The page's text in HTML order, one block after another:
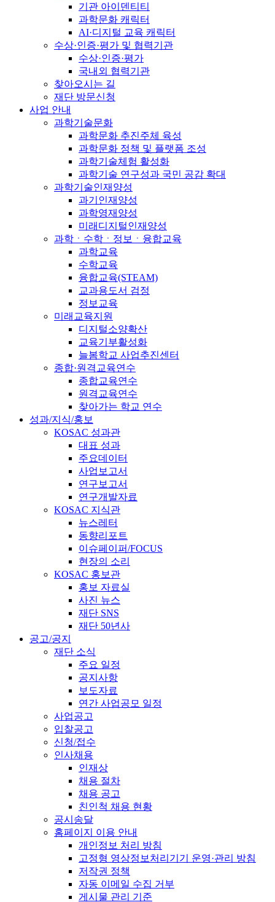
기관 아이덴티티
과학문화 캐릭터
AI·디지털 교육 캐릭터
수상·인증·평가 및 협력기관
수상·인증·평가
국내외 협력기관
찾아오시는 길
재단 방문신청
사업 안내
과학기술문화
과학문화 추진주체 육성
과학문화 정책 및 플랫폼 조성
과학기술체험 활성화
과학기술 연구성과 국민 공감 확대
과학기술인재양성
과기인재양성
과학영재양성
미래디지털인재양성
과학ㆍ수학ㆍ정보ㆍ융합교육
과학교육
수학교육
융합교육(STEAM)
교과용도서 검정
정보교육
미래교육지원
디지털소양확산
교육기부활성화
늘봄학교 사업추진센터
종합·원격교육연수
종합교육연수
원격교육연수
찾아가는 학교 연수
성과/지식/홍보
KOSAC 성과관
대표 성과
주요데이터
사업보고서
연구보고서
연구개발자료
KOSAC 지식관
뉴스레터
동향리포트
이슈페이퍼/FOCUS
현장의 소리
KOSAC 홍보관
홍보 자료실
사진 뉴스
재단 SNS
재단 50년사
공고/공지
재단 소식
주요 일정
공지사항
보도자료
연간 사업공모 일정
사업공고
입찰공고
신청/접수
인사채용
인재상
채용 절차
채용 공고
친인척 채용 현황
공시송달
홈페이지 이용 안내
개인정보 처리 방침
고정형 영상정보처리기기 운영·관리 방침
저작권 정책
자동 이메일 수집 거부
게시물 관리 기준